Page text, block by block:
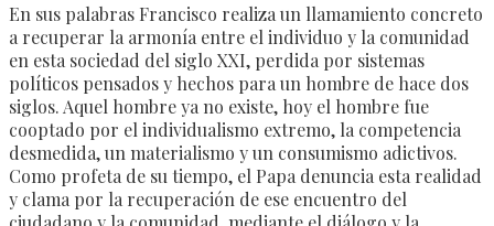
En sus palabras Francisco realiza un llamamiento concreto
a recuperar la armonía entre el individuo y la comunidad
en esta sociedad del siglo XXI, perdida por sistemas
políticos pensados y hechos para un hombre de hace dos
siglos. Aquel hombre ya no existe, hoy el hombre fue
cooptado por el individualismo extremo, la competencia
desmedida, un materialismo y un consumismo adictivos.
Como profeta de su tiempo, el Papa denuncia esta realidad
y clama por la recuperación de ese encuentro del